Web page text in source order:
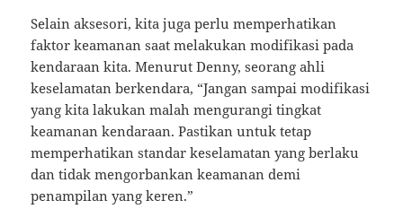
Selain aksesori, kita juga perlu memperhatikan
faktor keamanan saat melakukan modifikasi pada
kendaraan kita. Menurut Denny, seorang ahli
keselamatan berkendara, “Jangan sampai modifikasi
yang kita lakukan malah mengurangi tingkat
keamanan kendaraan. Pastikan untuk tetap
memperhatikan standar keselamatan yang berlaku
dan tidak mengorbankan keamanan demi
penampilan yang keren.”